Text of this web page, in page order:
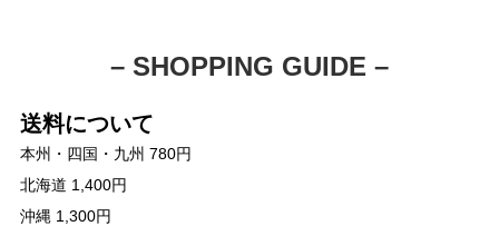
– SHOPPING GUIDE –
送料について
本州・四国・九州 780円
北海道 1,400円
沖縄 1,300円